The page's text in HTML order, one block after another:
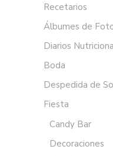
Recetarios
Álbumes de
Diarios
Boda
Despedida de
Fiesta
Candy Bar
Decoraciones